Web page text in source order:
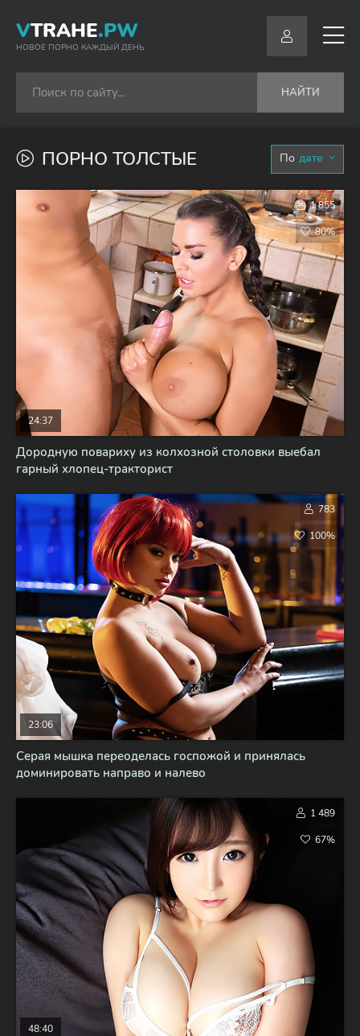
VTRAHE.PW
НОВОЕ ПОРНО КАЖДЫЙ ДЕНЬ
НАЙТИ
ПОРНО ТОЛСТЫЕ дате
Дородную повариху из колхозной столовки выебал
гарный хлопец-тракторист
24:37
1 855
80%
Серая мышка переоделась госпожой и принялась
доминировать направо и налево
23:06
783
100%
48:40
1 489
67%